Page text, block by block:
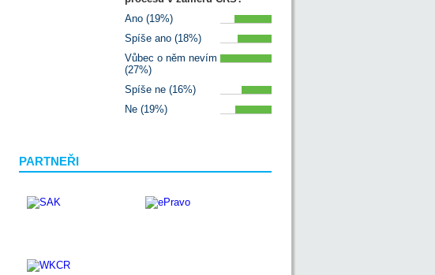
Ano (19%)
Spíše ano (18%)
Vůbec o něm nevím
(27%)
Spíše ne (16%)
Ne (19%)
PARTNEŘI